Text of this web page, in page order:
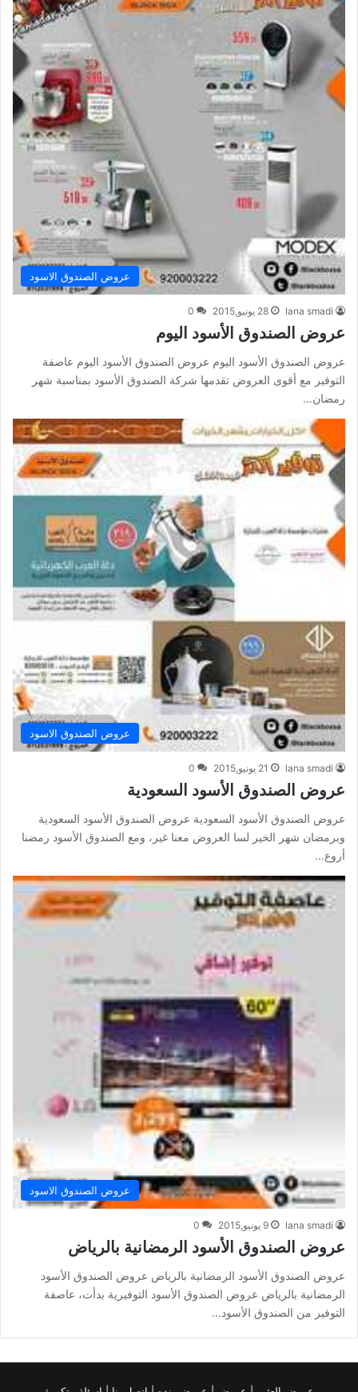
عروض الصندوق الاسود
lana smadi 28 يونيو,2015 0
عروض الصندوق الأسود اليوم
عروض الصندوق الأسود اليوم عروض الصندوق الأسود اليوم عاصفة
التوفير مع أقوى العروض تقدمها شركة الصندوق الأسود بمناسبة شهر
رمضان…
عروض الصندوق الاسود
lana smadi 21 يونيو,2015 0
عروض الصندوق الأسود السعودية
عروض الصندوق الأسود السعودية عروض الصندوق الأسود السعودية
وبرمضان شهر الخير لسا العروض معنا غير، ومع الصندوق الأسود رمضنا
أروع…
عروض الصندوق الاسود
lana smadi 9 يونيو,2015 0
عروض الصندوق الأسود الرمضانية بالرياض
عروض الصندوق الأسود الرمضانية بالرياض عروض الصندوق الأسود
الرمضانية بالرياض عروض الصندوق الأسود التوفيرية بدأت، عاصفة
التوفير من الصندوق الأسود…